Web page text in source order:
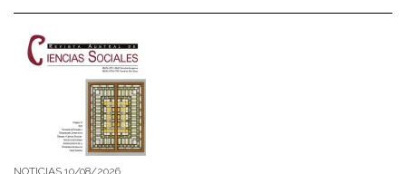
NOTICIAS 10/08/2026